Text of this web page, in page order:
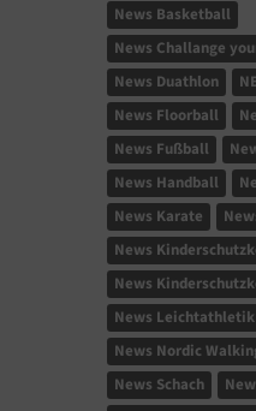
News Basketball
News Challange
News Duathlon
News Floorball
News Fußball
News Handball
News Karate
News
News
News Leichtathletik
News Nordic
News Schach